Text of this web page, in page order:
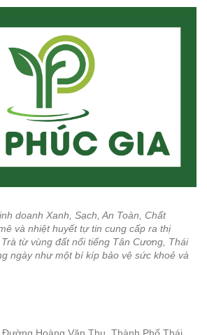
doanh Xanh, Sạch, An Toàn, Chất
và nhiệt huyết tự tin cung cấp ra thị
từ vùng đất nổi tiếng Tân Cương, Thái
ngày như một bí kíp bảo vệ sức khoẻ và
Đường Hoàng Văn Thụ, Thành Phố Thái